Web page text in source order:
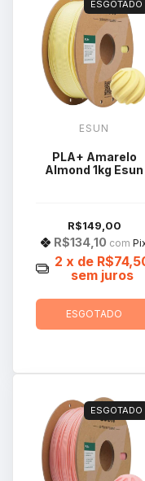
ESGOTADO
ESUN
PLA+ Amarelo
Almond 1kg Esun
R$149,00
R$134,10 com
2 x de
sem juros
ESGOTADO
ESGOTADO